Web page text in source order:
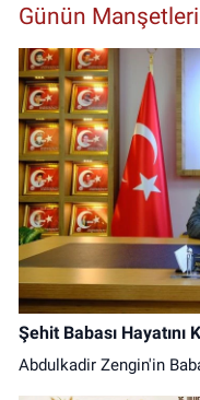
Günün Manşetleri
Şehit Babası Hayatını
Abdulkadir Zengin'in